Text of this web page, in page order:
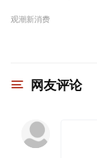
观潮新消费
网友评论